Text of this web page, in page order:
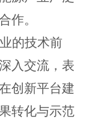
作。
的技术前
入交流， 表
创新平台建
转化与示范